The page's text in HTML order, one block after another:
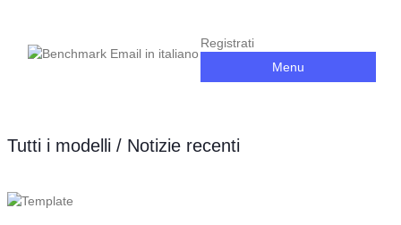
Registrati
Menu
Tutti i modelli / Notizie recenti